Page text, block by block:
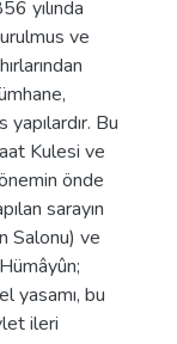
yılında
ve
Bu
Kulesi ve
önde
sarayın
Salonu) ve
yasamı, bu
ileri